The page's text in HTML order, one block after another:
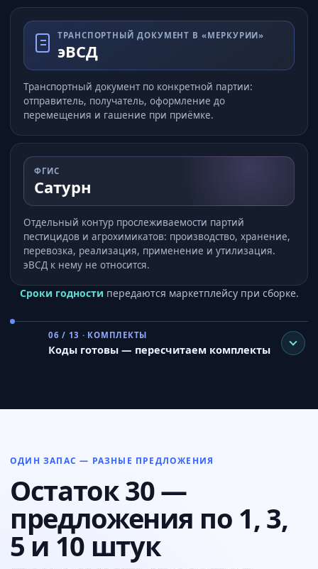
ТРАНСПОРТНЫЙ ДОКУМЕНТ В «МЕРКУРИИ»
эВСД
Транспортный документ по конкретной партии:
отправитель, получатель, оформление до
перемещения и гашение при приёмке.
ФГИС
Сатурн
Отдельный контур прослеживаемости партий
пестицидов и агрохимикатов: производство, хранение,
перевозка, реализация, применение и утилизация.
эВСД к нему не относится.
Сроки годности передаются маркетплейсу при сборке.
06 / 13 · КОМПЛЕКТЫ
Коды готовы — пересчитаем комплекты
ОДИН ЗАПАС — РАЗНЫЕ ПРЕДЛОЖЕНИЯ
Остаток 30 —
предложения по 1, 3,
5 и 10 штук